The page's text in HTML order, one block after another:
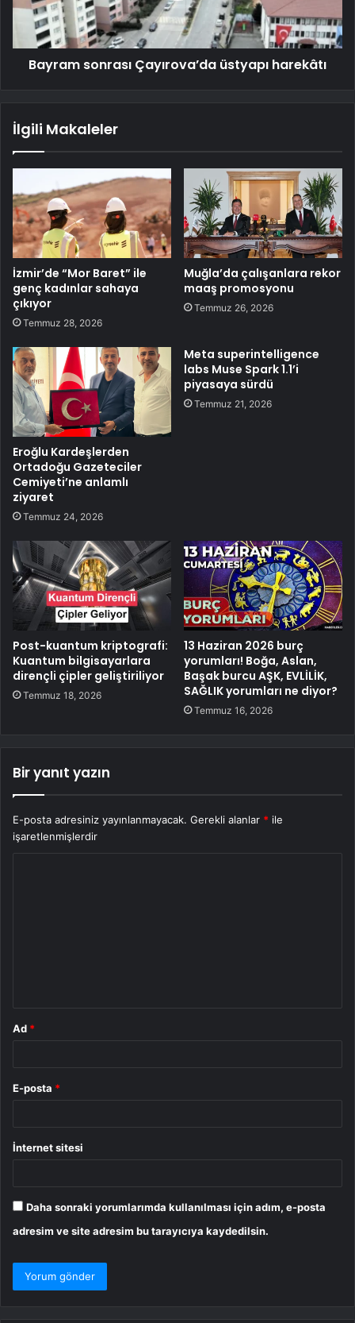
Bayram sonrası Çayırova’da üstyapı harekâtı
İlgili Makaleler
İzmir’de “Mor Baret” ile
genç kadınlar sahaya
çıkıyor
Temmuz 28, 2026
Muğla’da çalışanlara rekor
maaş promosyonu
Temmuz 26, 2026
Eroğlu Kardeşlerden
Ortadoğu Gazeteciler
Cemiyeti’ne anlamlı
ziyaret
Temmuz 24, 2026
Meta superintelligence
labs Muse Spark 1.1’i
piyasaya sürdü
Temmuz 21, 2026
Post-kuantum kriptografi:
Kuantum bilgisayarlara
dirençli çipler geliştiriliyor
Temmuz 18, 2026
13 Haziran 2026 burç
yorumları! Boğa, Aslan,
Başak burcu AŞK, EVLİLİK,
SAĞLIK yorumları ne diyor?
Temmuz 16, 2026
Bir yanıt yazın
E-posta adresiniz yayınlanmayacak. Gerekli alanlar * ile
işaretlenmişlerdir
Ad *
E-posta *
İnternet sitesi
Daha sonraki yorumlarımda kullanılması için adım, e-posta
adresim ve site adresim bu tarayıcıya kaydedilsin.